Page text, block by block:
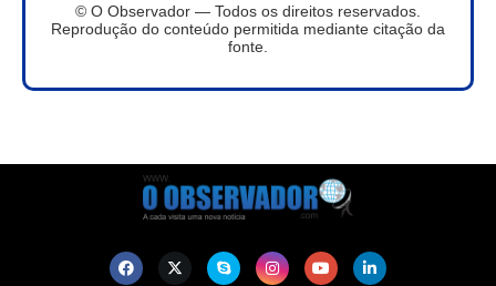
© O Observador — Todos os direitos reservados.
Reprodução do conteúdo permitida mediante citação da
fonte.